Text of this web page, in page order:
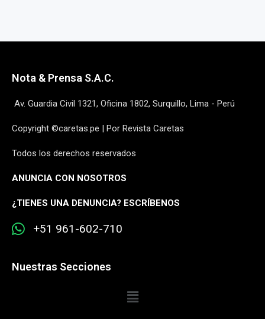
Nota & Prensa S.A.C.
Av. Guardia Civil 1321, Oficina 1802, Surquillo, Lima - Perú
Copyright ©caretas.pe | Por Revista Caretas
Todos los derechos reservados
ANUNCIA CON NOSOTROS
¿TIENES UNA DENUNCIA? ESCRÍBENOS
+51 961-602-710
Nuestras Secciones